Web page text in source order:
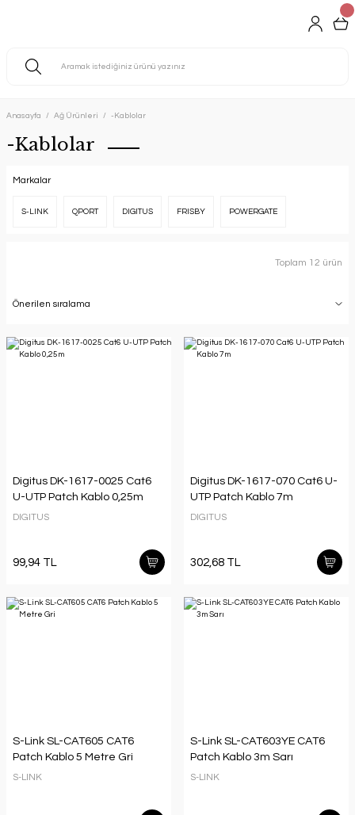
Anasayfa Ağ Ürünleri -Kablolar
-Kablolar
Markalar
S-LINK QPORT DIGITUS FRISBY POWERGATE
Toplam 12 ürün
Digitus DK-1617-0025 Cat6
U-UTP Patch Kablo 0,25m
DIGITUS
99,94 TL
Digitus DK-1617-070 Cat6 U-
UTP Patch Kablo 7m
DIGITUS
302,68 TL
S-Link SL-CAT605 CAT6
Patch Kablo 5 Metre Gri
S-LINK
S-Link SL-CAT603YE CAT6
Patch Kablo 3m Sarı
S-LINK